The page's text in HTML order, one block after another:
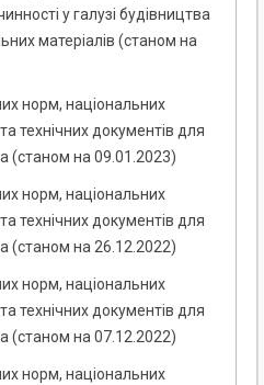
у галузі будівництва
матеріалів (станом на
норм, національних
технічних документів для
(станом на 09.01.2023)
норм, національних
технічних документів для
(станом на 26.12.2022)
норм, національних
технічних документів для
(станом на 07.12.2022)
норм, національних